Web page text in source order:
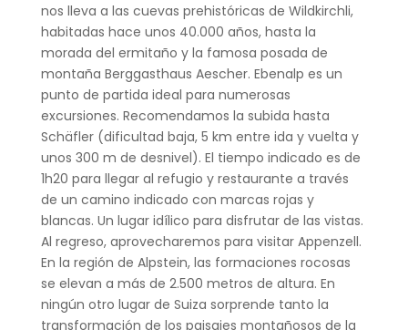
nos lleva a las cuevas prehistóricas de Wildkirchli,
habitadas hace unos 40.000 años, hasta la
morada del ermitaño y la famosa posada de
montaña Berggasthaus Aescher. Ebenalp es un
punto de partida ideal para numerosas
excursiones. Recomendamos la subida hasta
Schäfler (dificultad baja, 5 km entre ida y vuelta y
unos 300 m de desnivel). El tiempo indicado es de
1h20 para llegar al refugio y restaurante a través
de un camino indicado con marcas rojas y
blancas. Un lugar idílico para disfrutar de las vistas.
Al regreso, aprovecharemos para visitar Appenzell.
En la región de Alpstein, las formaciones rocosas
se elevan a más de 2.500 metros de altura. En
ningún otro lugar de Suiza sorprende tanto la
transformación de los paisajes montañosos de la